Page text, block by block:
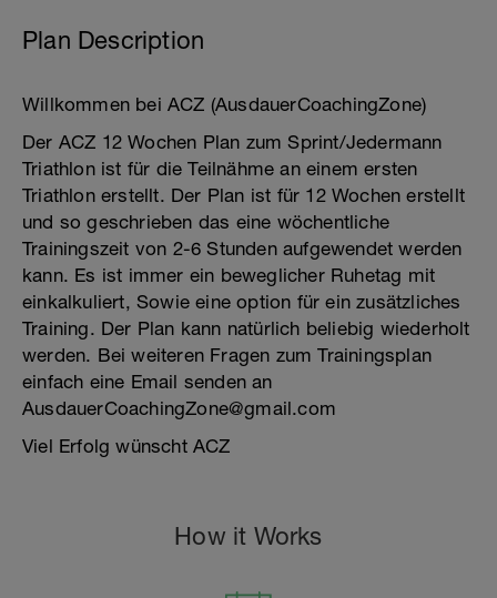
Plan Description
Willkommen bei ACZ (AusdauerCoachingZone)
Der ACZ 12 Wochen Plan zum Sprint/Jedermann
Triathlon ist für die Teilnähme an einem ersten
Triathlon erstellt. Der Plan ist für 12 Wochen erstellt
und so geschrieben das eine wöchentliche
Trainingszeit von 2-6 Stunden aufgewendet werden
kann. Es ist immer ein beweglicher Ruhetag mit
einkalkuliert, Sowie eine option für ein zusätzliches
Training. Der Plan kann natürlich beliebig wiederholt
werden. Bei weiteren Fragen zum Trainingsplan
einfach eine Email senden an
AusdauerCoachingZone@gmail.com
Viel Erfolg wünscht ACZ
How it Works